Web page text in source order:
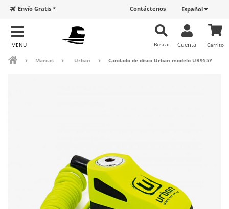
Español
Contáctenos
Envío Gratis *
Carrito
Cuenta
Buscar
Marcas Urban Candado de disco Urban modelo UR955Y